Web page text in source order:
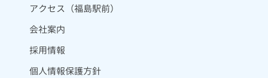
アクセス（福島駅前）
会社案内
採用情報
個人情報保護方針